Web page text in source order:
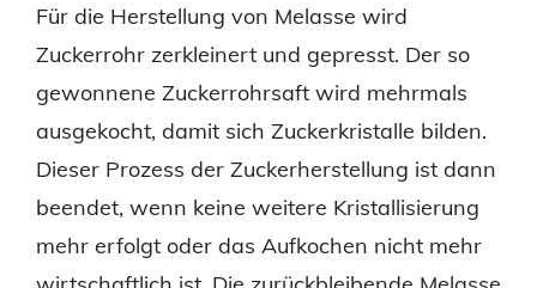
Für die Herstellung von Melasse wird
Zuckerrohr zerkleinert und gepresst. Der so
gewonnene Zuckerrohrsaft wird mehrmals
ausgekocht, damit sich Zuckerkristalle bilden.
Dieser Prozess der Zuckerherstellung ist dann
beendet, wenn keine weitere Kristallisierung
mehr erfolgt oder das Aufkochen nicht mehr